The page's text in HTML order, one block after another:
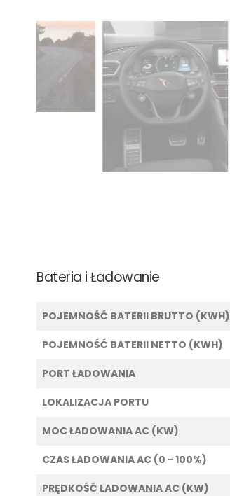
Bateria i Ładowanie
POJEMNOŚĆ BATERII BRUTTO (KWH)
POJEMNOŚĆ BATERII NETTO (KWH)
PORT ŁADOWANIA
LOKALIZACJA PORTU
MOC ŁADOWANIA AC (KW)
CZAS ŁADOWANIA AC (0 - 100%)
PRĘDKOŚĆ ŁADOWANIA AC (KW)